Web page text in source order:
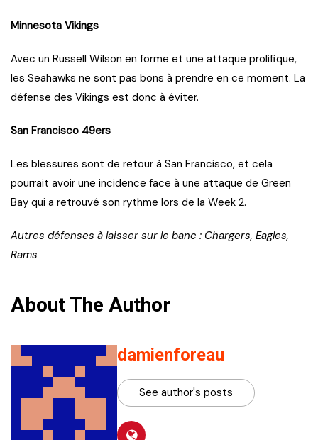
Minnesota Vikings
Avec un Russell Wilson en forme et une attaque prolifique,
les Seahawks ne sont pas bons à prendre en ce moment. La
défense des Vikings est donc à éviter.
San Francisco 49ers
Les blessures sont de retour à San Francisco, et cela
pourrait avoir une incidence face à une attaque de Green
Bay qui a retrouvé son rythme lors de la Week 2.
Autres défenses à laisser sur le banc : Chargers, Eagles,
Rams
About The Author
damienforeau
See author's posts